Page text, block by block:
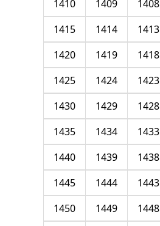
1408
1409
1410
1413
1414
1415
1418
1419
1420
1423
1424
1425
1428
1429
1430
1433
1434
1435
1438
1439
1440
1443
1444
1445
1448
1449
1450